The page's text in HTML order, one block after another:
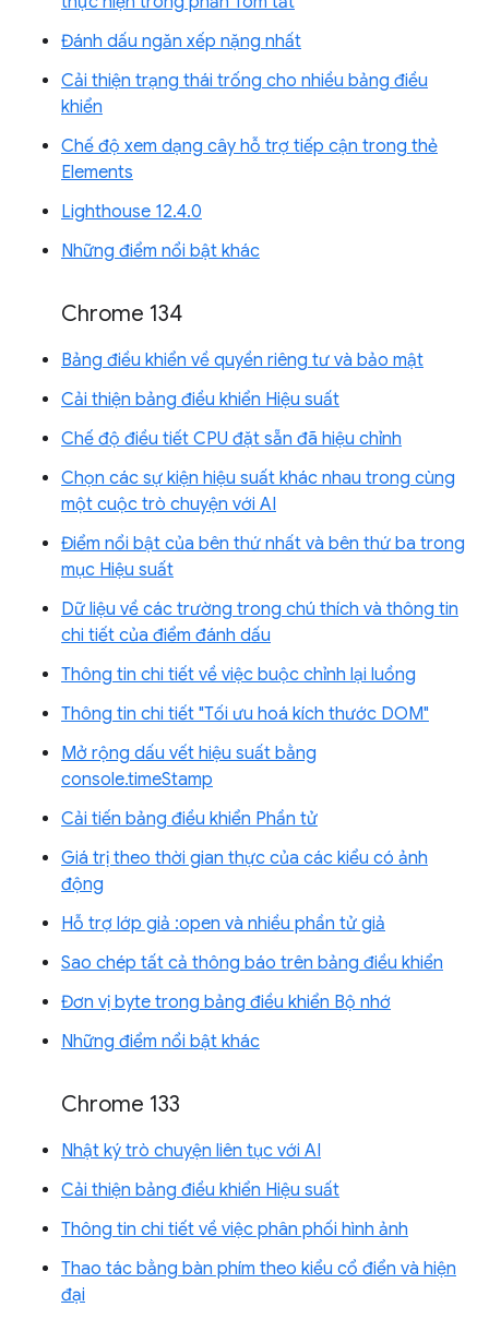
Đánh dấu ngăn xếp nặng nhất
Cải thiện trạng thái trống cho nhiều bảng điều
khiển
Chế độ xem dạng cây hỗ trợ tiếp cận trong thẻ
Elements
Lighthouse 12.4.0
Những điểm nổi bật khác
Chrome 134
Bảng điều khiển về quyền riêng tư và bảo mật
Cải thiện bảng điều khiển Hiệu suất
Chế độ điều tiết CPU đặt sẵn đã hiệu chỉnh
Chọn các sự kiện hiệu suất khác nhau trong cùng
một cuộc trò chuyện với AI
Điểm nổi bật của bên thứ nhất và bên thứ ba trong
mục Hiệu suất
Dữ liệu về các trường trong chú thích và thông tin
chi tiết của điểm đánh dấu
Thông tin chi tiết về việc buộc chỉnh lại luồng
Thông tin chi tiết "Tối ưu hoá kích thước DOM"
Mở rộng dấu vết hiệu suất bằng
console.timeStamp
Cải tiến bảng điều khiển Phần tử
Giá trị theo thời gian thực của các kiểu có ảnh
động
Hỗ trợ lớp giả :open và nhiều phần tử giả
Sao chép tất cả thông báo trên bảng điều khiển
Đơn vị byte trong bảng điều khiển Bộ nhớ
Những điểm nổi bật khác
Chrome 133
Nhật ký trò chuyện liên tục với AI
Cải thiện bảng điều khiển Hiệu suất
Thông tin chi tiết về việc phân phối hình ảnh
Thao tác bằng bàn phím theo kiểu cổ điển và hiện
đại